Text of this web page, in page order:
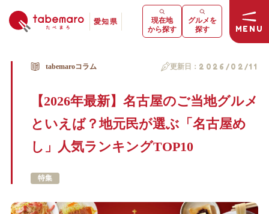
愛知県
MENU
現在地
から探す
グルメを
探す
tabemaroコラム 更新日： 2026/02/11
【2026年最新】名古屋のご当地グルメ
といえば？地元民が選ぶ「名古屋め
し」人気ランキングTOP10
特集